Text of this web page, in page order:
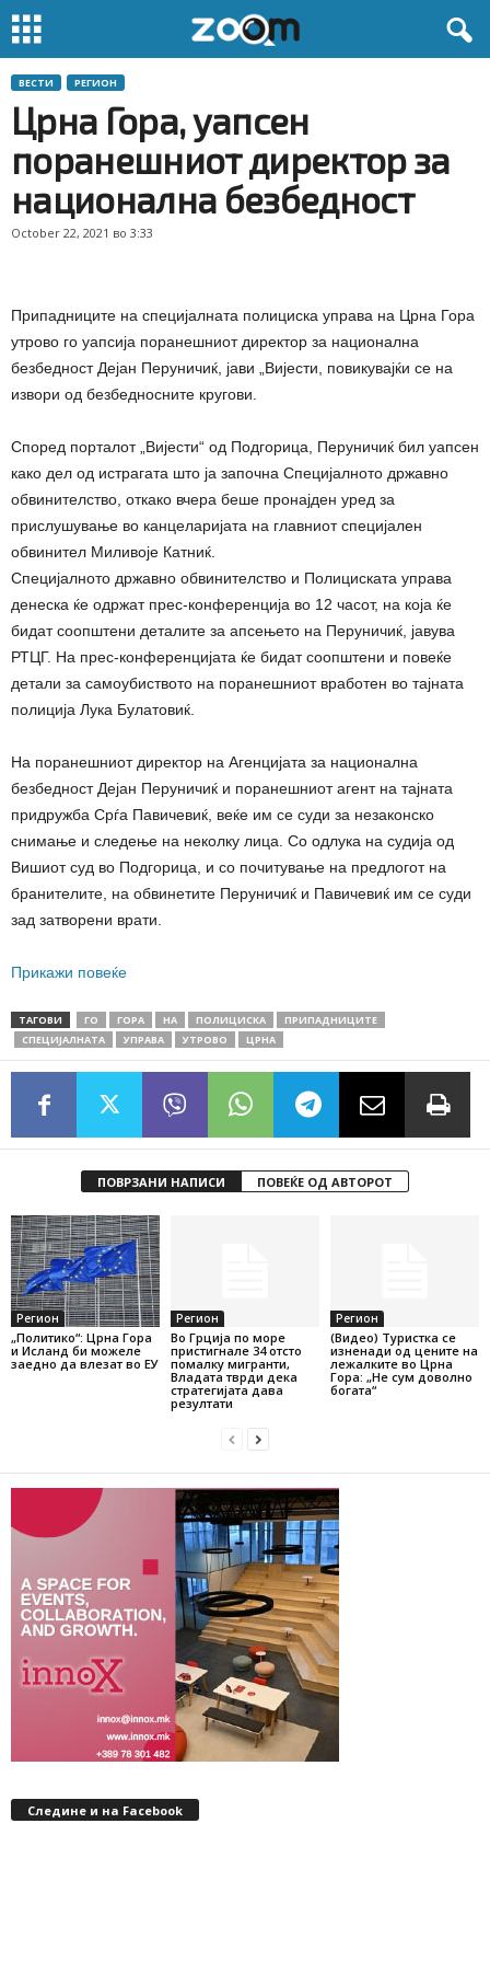
ВЕСТИ РЕГИОН
Црна Гора, уапсен
поранешниот директор за
национална безбедност
October 22, 2021 во 3:33
Припадниците на специјалната полициска управа на Црна Гора
утрово го уапсија поранешниот директор за национална
безбедност Дејан Перуничиќ, јави „Вијести, повикувајќи се на
извори од безбедносните кругови.
Според порталот „Вијести“ од Подгорица, Перуничиќ бил уапсен
како дел од истрагата што ја започна Специјалното државно
обвинителство, откако вчера беше пронајден уред за
прислушување во канцеларијата на главниот специјален
обвинител Миливоје Катниќ.
Специјалното државно обвинителство и Полициската управа
денеска ќе одржат прес-конференција во 12 часот, на која ќе
бидат соопштени деталите за апсењето на Перуничиќ, јавува
РТЦГ. На прес-конференцијата ќе бидат соопштени и повеќе
детали за самоубиството на поранешниот вработен во тајната
полиција Лука Булатовиќ.
На поранешниот директор на Агенцијата за национална
безбедност Дејан Перуничиќ и поранешниот агент на тајната
придружба Срѓа Павичевиќ, веќе им се суди за незаконско
снимање и следење на неколку лица. Со одлука на судија од
Вишиот суд во Подгорица, и со почитување на предлогот на
бранителите, на обвинетите Перуничиќ и Павичевиќ им се суди
зад затворени врати.
Прикажи повеќе
ТАГОВИ ГО ГОРА НА ПОЛИЦИСКА
ПРИПАДНИЦИТЕ
СПЕЦИЈАЛНАТА
УПРАВА УТРОВО ЦРНА
ПОВРЗАНИ НАПИСИ ПОВЕЌЕ ОД АВТОРОТ
Регион
„Политико“: Црна Гора
и Исланд би можеле
заедно да влезат во ЕУ
Регион
Во Грција по море
пристигнале 34 отсто
помалку мигранти,
Владата тврди дека
стратегијата дава
резултати
Регион
(Видео) Туристка се
изненади од цените на
лежалките во Црна
Гора: „Не сум доволно
богата“
Следине и на Facebook